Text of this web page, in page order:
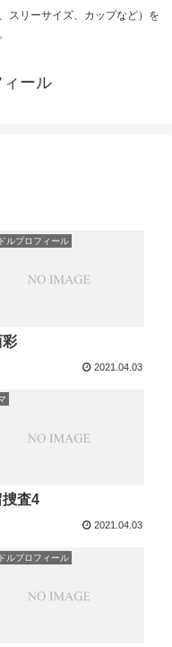
スリーサイズ、カップなど）を
ール
ルプロフィール
彩
2021.04.03
査4
2021.04.03
ルプロフィール